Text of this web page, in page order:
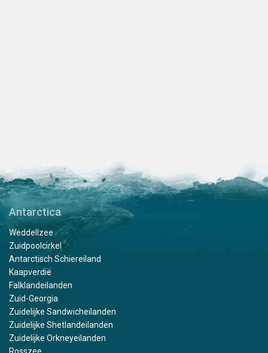
Antarctica
Weddellzee
Zuidpoolcirkel
Antarctisch Schiereiland
Kaapverdië
Falklandeilanden
Zuid-Georgia
Zuidelijke Sandwicheilanden
Zuidelijke Shetlandeilanden
Zuidelijke Orkneyeilanden